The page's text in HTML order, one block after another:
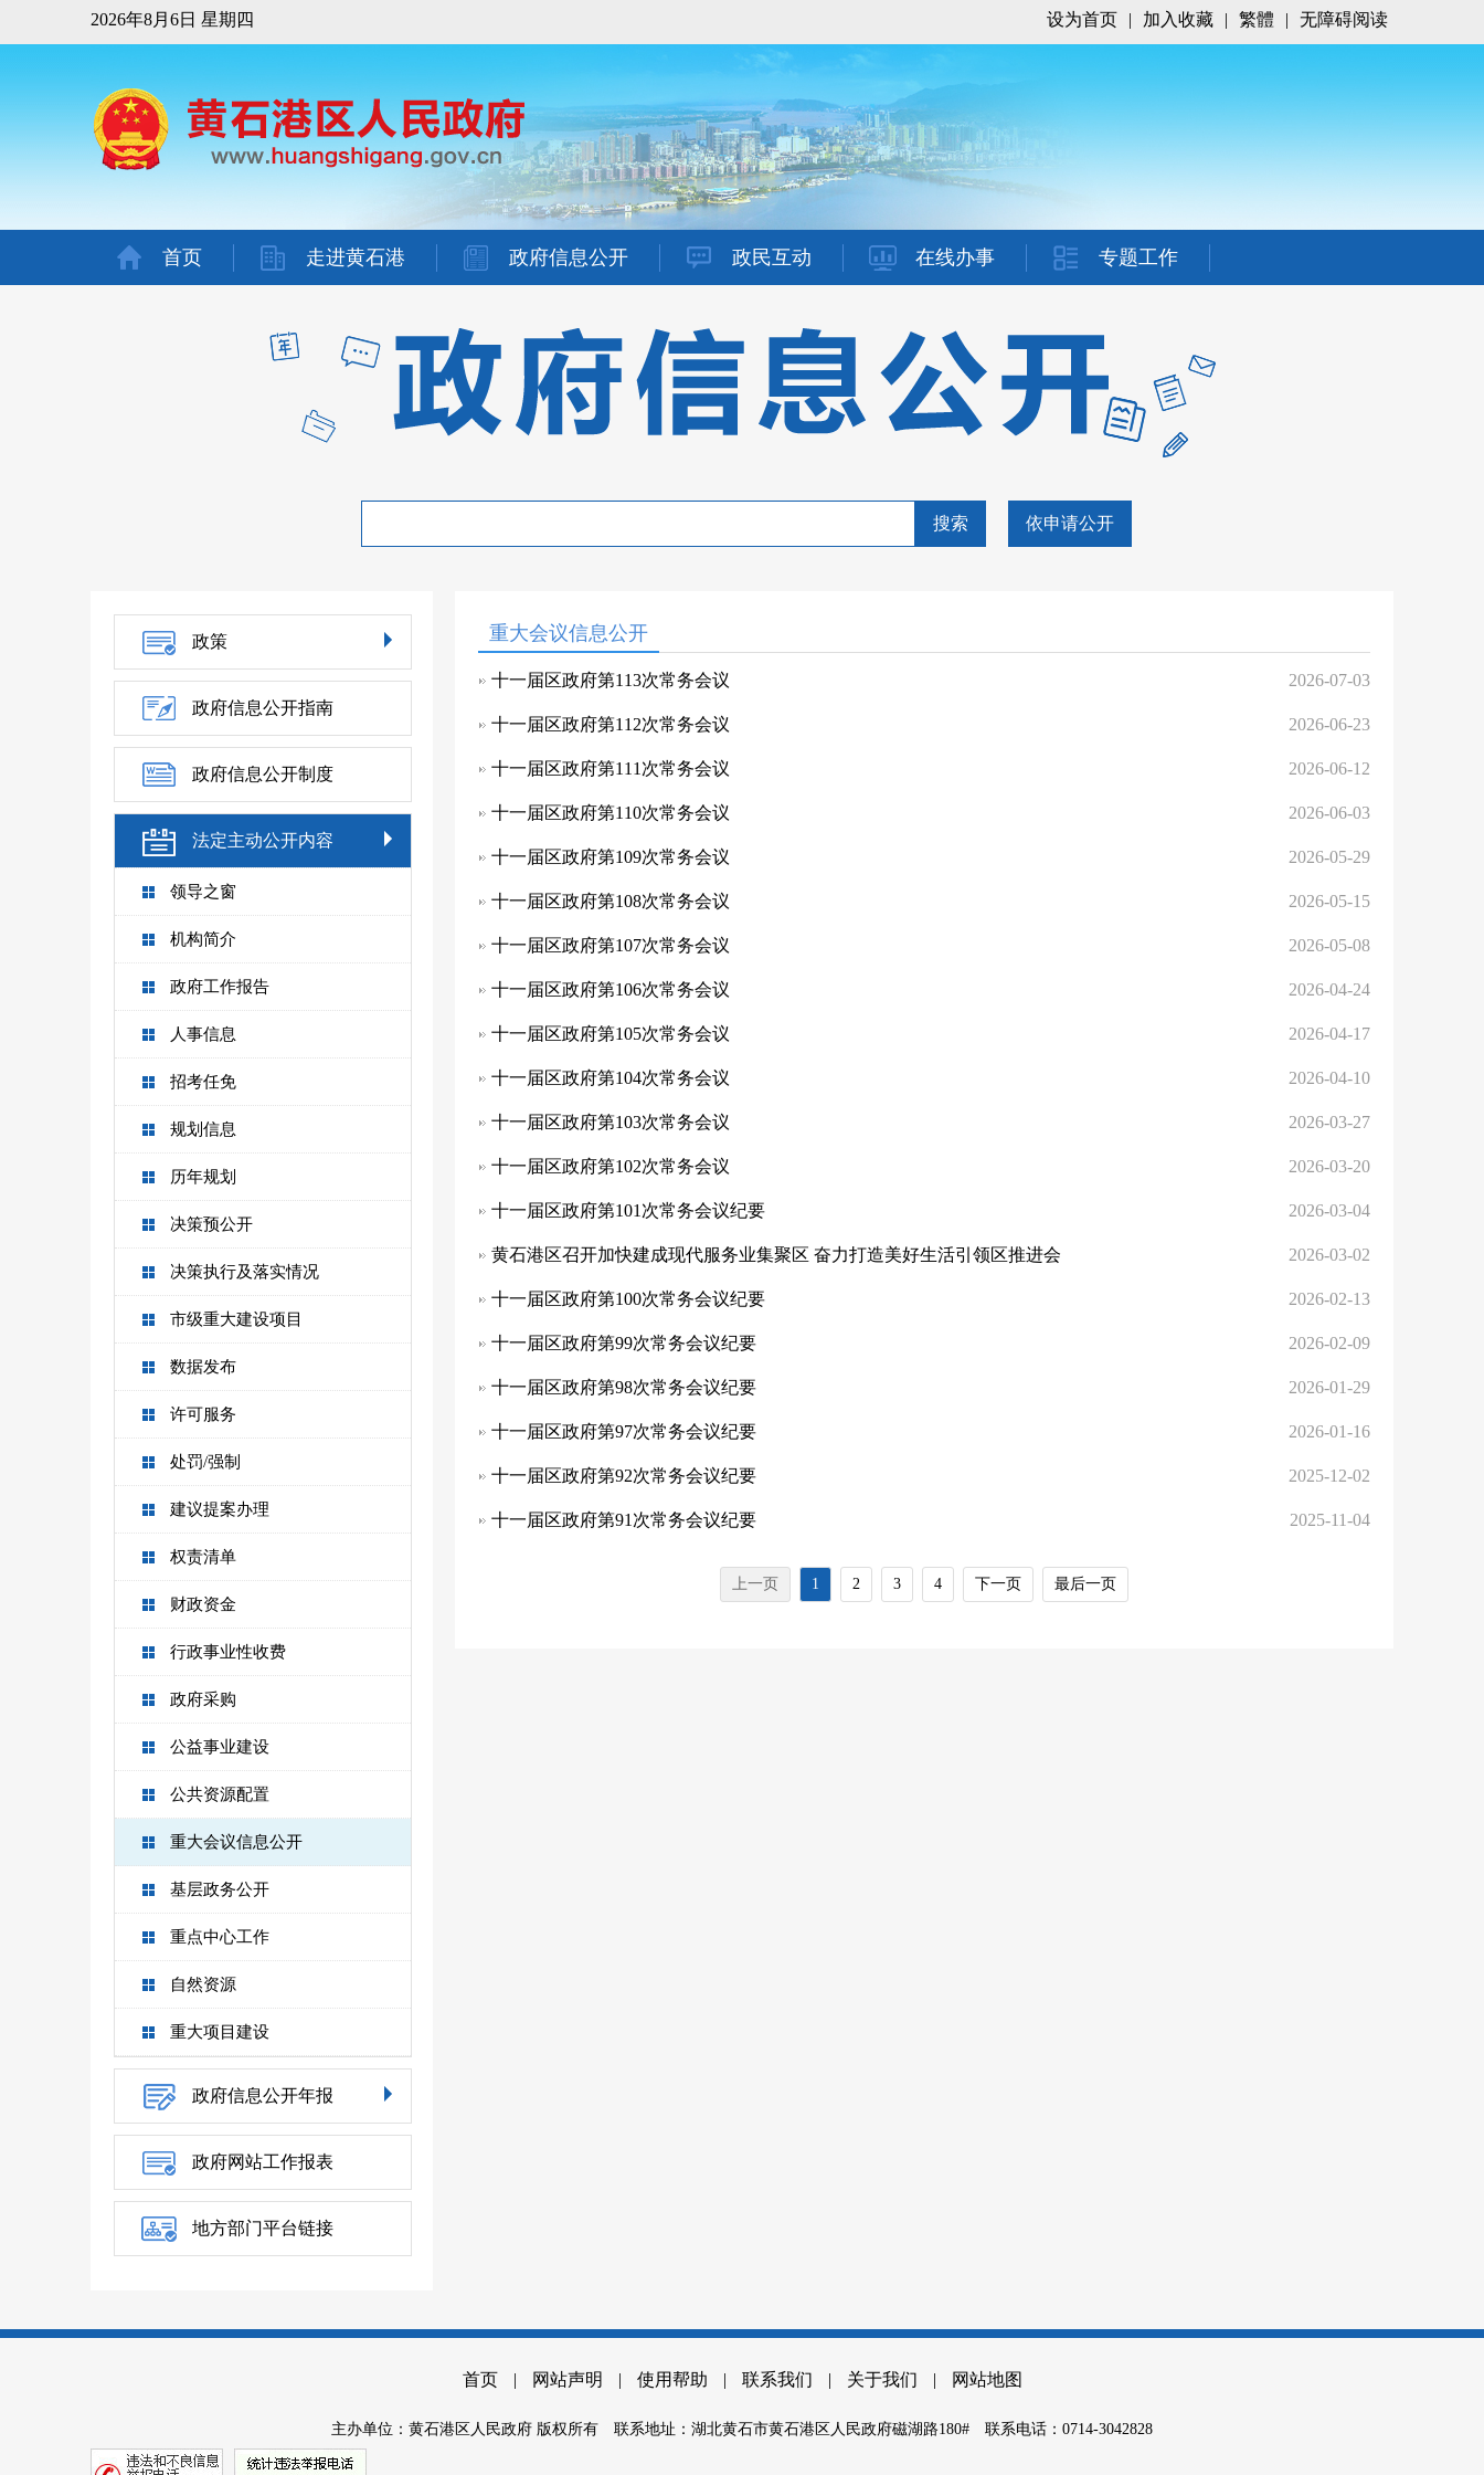
2026年8月6日 星期四 设为首页 | 加入收藏 | 繁體 | 无障碍阅读
首页 走进黄石港 政府信息公开 政民互动 在线办事 专题工作
搜索 依申请公开
政策
政府信息公开指南
政府信息公开制度
法定主动公开内容
领导之窗
机构简介
政府工作报告
人事信息
招考任免
规划信息
历年规划
决策预公开
决策执行及落实情况
市级重大建设项目
数据发布
许可服务
处罚/强制
建议提案办理
权责清单
财政资金
行政事业性收费
政府采购
公益事业建设
公共资源配置
重大会议信息公开
基层政务公开
重点中心工作
自然资源
重大项目建设
政府信息公开年报
政府网站工作报表
地方部门平台链接
重大会议信息公开
十一届区政府第113次常务会议 2026-07-03
十一届区政府第112次常务会议 2026-06-23
十一届区政府第111次常务会议 2026-06-12
十一届区政府第110次常务会议 2026-06-03
十一届区政府第109次常务会议 2026-05-29
十一届区政府第108次常务会议 2026-05-15
十一届区政府第107次常务会议 2026-05-08
十一届区政府第106次常务会议 2026-04-24
十一届区政府第105次常务会议 2026-04-17
十一届区政府第104次常务会议 2026-04-10
十一届区政府第103次常务会议 2026-03-27
十一届区政府第102次常务会议 2026-03-20
十一届区政府第101次常务会议纪要 2026-03-04
黄石港区召开加快建成现代服务业集聚区 奋力打造美好生活引领区推进会 2026-03-02
十一届区政府第100次常务会议纪要 2026-02-13
十一届区政府第99次常务会议纪要 2026-02-09
十一届区政府第98次常务会议纪要 2026-01-29
十一届区政府第97次常务会议纪要 2026-01-16
十一届区政府第92次常务会议纪要 2025-12-02
十一届区政府第91次常务会议纪要 2025-11-04
上一页 1 2 3 4 下一页 最后一页
首页 | 网站声明 | 使用帮助 | 联系我们 | 关于我们 | 网站地图
主办单位：黄石港区人民政府 版权所有 联系地址：湖北黄石市黄石港区人民政府磁湖路180# 联系电话：0714-3042828